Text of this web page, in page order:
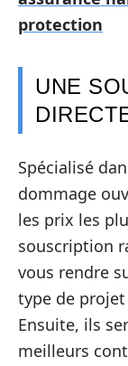
protection
UNE
Spécialisé
dommage
les prix les
souscription
vous rendre
type de projet
Ensuite, ils
meilleurs